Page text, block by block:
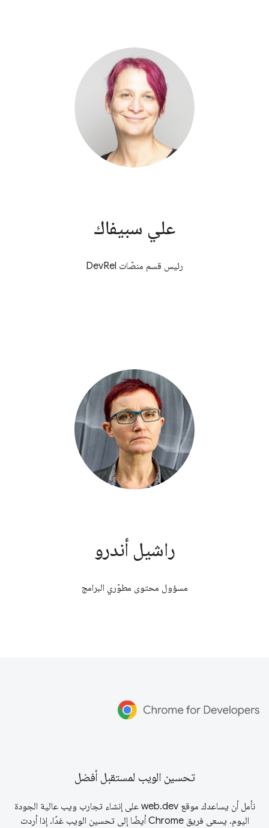
علي سبيفاك
رئيس قسم منصّات DevRel
راشيل أندرو
مسؤول محتوى مطوّري البرامج
تحسين الويب لمستقبل أفضل
نأمل أن يساعدك موقع web.dev على إنشاء تجارب ويب عالية الجودة
اليوم. يسعى فريق Chrome أيضًا إلى تحسين الويب غدًا. إذا أردت